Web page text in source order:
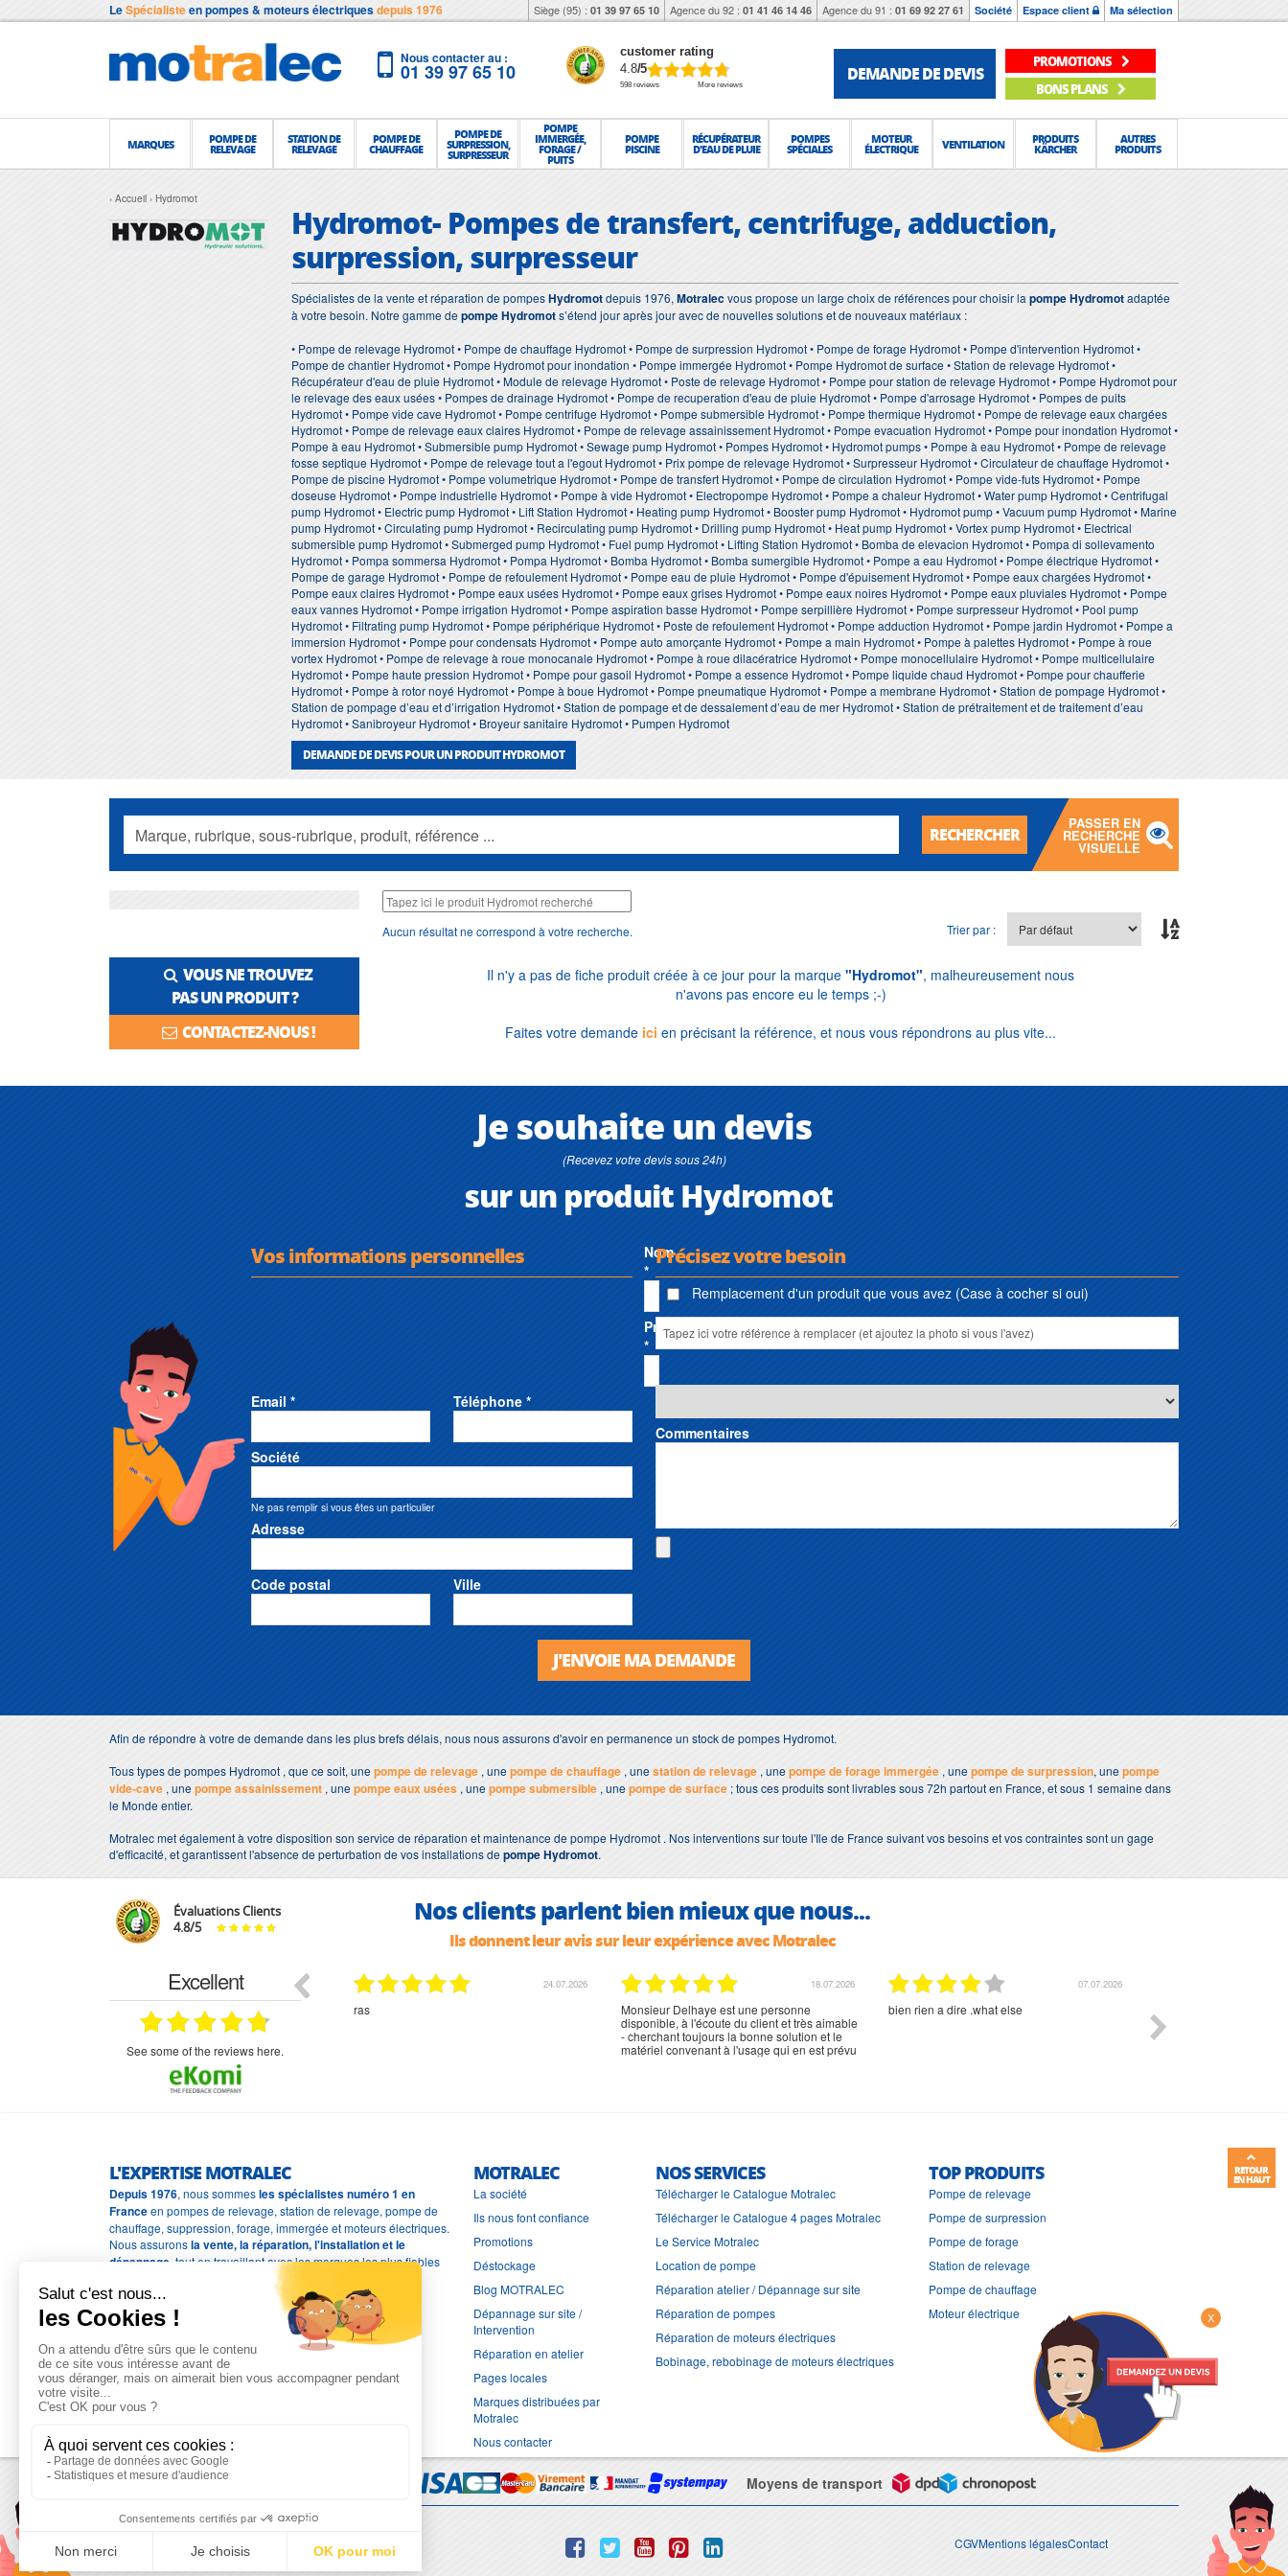
LeSpécialisteen pompes & moteurs électriquesdepuis 1976 Siège (95) : 01 39 97 65 10 Agence du 92 : 01 41 46 14 46 Agence du 91 : 01 69 92 27 61 Société Espace client Ma sélection
Nous contacter au :
01 39 97 65 10
customer rating
4.8/5
598 reviews More reviews
DEMANDE DE DEVIS
PROMOTIONS
BONS PLANS
MARQUES POMPE DE
RELEVAGE
STATION DE
RELEVAGE
POMPE DE
CHAUFFAGE
POMPE DE
SURPRESSION,
SURPRESSEUR
POMPE
IMMERGÉE,
FORAGE /
PUITS
POMPE
PISCINE
RÉCUPÉRATEUR
D'EAU DE PLUIE
POMPES
SPÉCIALES
MOTEUR
ÉLECTRIQUE VENTILATION PRODUITS
KÄRCHER
AUTRES
PRODUITS
Accueil Hydromot
Hydromot- Pompes de transfert, centrifuge, adduction,
surpression, surpresseur
Spécialistes de la vente et réparation de pompesHydromotdepuis 1976, Motralecvous propose un large choix de références pour choisir la pompe Hydromotadaptée
à votre besoin. Notre gamme depompe Hydromots’étend jour après jour avec de nouvelles solutions et de nouveaux matériaux :
• Pompe de relevage Hydromot • Pompe de chauffage Hydromot • Pompe de surpression Hydromot • Pompe de forage Hydromot • Pompe d'intervention Hydromot •
Pompe de chantier Hydromot • Pompe Hydromot pour inondation • Pompe immergée Hydromot • Pompe Hydromot de surface • Station de relevage Hydromot •
Récupérateur d'eau de pluie Hydromot • Module de relevage Hydromot • Poste de relevage Hydromot • Pompe pour station de relevage Hydromot • Pompe Hydromot pour
le relevage des eaux usées • Pompes de drainage Hydromot • Pompe de recuperation d'eau de pluie Hydromot • Pompe d'arrosage Hydromot • Pompes de puits
Hydromot • Pompe vide cave Hydromot • Pompe centrifuge Hydromot • Pompe submersible Hydromot • Pompe thermique Hydromot • Pompe de relevage eaux chargées
Hydromot • Pompe de relevage eaux claires Hydromot • Pompe de relevage assainissement Hydromot • Pompe evacuation Hydromot • Pompe pour inondation Hydromot •
Pompe à eau Hydromot • Submersible pump Hydromot • Sewage pump Hydromot • Pompes Hydromot • Hydromot pumps • Pompe à eau Hydromot • Pompe de relevage
fosse septique Hydromot • Pompe de relevage tout a l'egout Hydromot • Prix pompe de relevage Hydromot • Surpresseur Hydromot • Circulateur de chauffage Hydromot •
Pompe de piscine Hydromot • Pompe volumetrique Hydromot • Pompe de transfert Hydromot • Pompe de circulation Hydromot • Pompe vide-futs Hydromot • Pompe
doseuse Hydromot • Pompe industrielle Hydromot • Pompe à vide Hydromot • Electropompe Hydromot • Pompe a chaleur Hydromot • Water pump Hydromot • Centrifugal
pump Hydromot • Electric pump Hydromot • Lift Station Hydromot • Heating pump Hydromot • Booster pump Hydromot • Hydromot pump • Vacuum pump Hydromot • Marine
pump Hydromot • Circulating pump Hydromot • Recirculating pump Hydromot • Drilling pump Hydromot • Heat pump Hydromot • Vortex pump Hydromot • Electrical
submersible pump Hydromot • Submerged pump Hydromot • Fuel pump Hydromot • Lifting Station Hydromot • Bomba de elevacion Hydromot • Pompa di sollevamento
Hydromot • Pompa sommersa Hydromot • Pompa Hydromot • Bomba Hydromot • Bomba sumergible Hydromot • Pompe a eau Hydromot • Pompe électrique Hydromot •
Pompe de garage Hydromot • Pompe de refoulement Hydromot • Pompe eau de pluie Hydromot • Pompe d'épuisement Hydromot • Pompe eaux chargées Hydromot •
Pompe eaux claires Hydromot • Pompe eaux usées Hydromot • Pompe eaux grises Hydromot • Pompe eaux noires Hydromot • Pompe eaux pluviales Hydromot • Pompe
eaux vannes Hydromot • Pompe irrigation Hydromot • Pompe aspiration basse Hydromot • Pompe serpillière Hydromot • Pompe surpresseur Hydromot • Pool pump
Hydromot • Filtrating pump Hydromot • Pompe périphérique Hydromot • Poste de refoulement Hydromot • Pompe adduction Hydromot • Pompe jardin Hydromot • Pompe a
immersion Hydromot • Pompe pour condensats Hydromot • Pompe auto amorçante Hydromot • Pompe a main Hydromot • Pompe à palettes Hydromot • Pompe à roue
vortex Hydromot • Pompe de relevage à roue monocanale Hydromot • Pompe à roue dilacératrice Hydromot • Pompe monocellulaire Hydromot • Pompe multicellulaire
Hydromot • Pompe haute pression Hydromot • Pompe pour gasoil Hydromot • Pompe a essence Hydromot • Pompe liquide chaud Hydromot • Pompe pour chaufferie
Hydromot • Pompe à rotor noyé Hydromot • Pompe à boue Hydromot • Pompe pneumatique Hydromot • Pompe a membrane Hydromot • Station de pompage Hydromot •
Station de pompage d’eau et d’irrigation Hydromot • Station de pompage et de dessalement d’eau de mer Hydromot • Station de prétraitement et de traitement d’eau
Hydromot • Sanibroyeur Hydromot • Broyeur sanitaire Hydromot • Pumpen Hydromot
DEMANDE DE DEVIS POUR UN PRODUIT HYDROMOT
RECHERCHER
PASSER EN
RECHERCHE
VISUELLE
VOUS NE TROUVEZ
PAS UN PRODUIT ?
CONTACTEZ-NOUS !
Aucun résultat ne correspond à votre recherche. Trier par :
Il n'y a pas de fiche produit créée à ce jour pour la marque "Hydromot", malheureusement nous
n'avons pas encore eu le temps ;-)
Faites votre demande ici en précisant la référence, et nous vous répondrons au plus vite...
Je souhaite un devis
(Recevez votre devis sous 24h)
sur un produit Hydromot
Vos informations personnelles
Nom
*
Prénom
*
Email * Téléphone *
Société
Ne pas remplir si vous êtes un particulier
Adresse
Code postal Ville
Précisez votre besoin
Remplacement d'un produit que vous avez (Case à cocher si oui)
Commentaires
J'ENVOIE MA DEMANDE
Afin de répondre à votre de demande dans les plus brefs délais, nous nous assurons d'avoir en permanence un stock de pompes Hydromot.
Tous types de pompes Hydromot , que ce soit, unepompe de relevage , unepompe de chauffage , unestation de relevage , unepompe de forage immergée , unepompe de surpression, unepompe
vide-cave , unepompe assainissement , unepompe eaux usées , unepompe submersible , unepompe de surface ; tous ces produits sont livrables sous 72h partout en France, et sous 1 semaine dans
le Monde entier.
Motralec met également à votre disposition son service de réparation et maintenance de pompe Hydromot . Nos interventions sur toute l'Ile de France suivant vos besoins et vos contraintes sont un gage
d'efficacité, et garantissent l'absence de perturbation de vos installations depompe Hydromot.
Évaluations Clients
4.8/5 Nos clients parlent bien mieux que nous...
Ils donnent leur avis sur leur expérience avec Motralec
Excellent
see some of the reviews here.
29.03.2026
bonjour commande pompe puit malgré un
appel en dehors des heures d ouverture votre
commercial a géré ma demande le devis reçu
immédiatement un fois le paiement effectue la
commande a été valider l envoi a été un peu
long mais dans l ensemble très satisfait
24.07.2026
ras
18.07.2026
Monsieur Delhaye est une personne
disponible, à l'écoute du client et très aimable
- cherchant toujours la bonne solution et le
matériel convenant à l'usage qui en est prévu
07.07.2026
bien rien a dire .what else
L'EXPERTISE MOTRALEC
Depuis 1976, nous sommesles spécialistes numéro 1 en
Franceen pompes de relevage, station de relevage, pompe de
chauffage, suppression, forage, immergée et moteurs électriques.
Nous assuronsla vente, la réparation, l'installation et le
dépannage , tout en travaillant avec les marques les plus fiables
MOTRALEC
La société
Ils nous font confiance
Promotions
Déstockage
Blog MOTRALEC
Dépannage sur site /
Intervention
Réparation en atelier
Pages locales
Marques distribuées par
Motralec
Nous contacter
NOS SERVICES
Télécharger le Catalogue Motralec
Télécharger le Catalogue 4 pages Motralec
Le Service Motralec
Location de pompe
Réparation atelier / Dépannage sur site
Réparation de pompes
Réparation de moteurs électriques
Bobinage, rebobinage de moteurs électriques
TOP PRODUITS
Pompe de relevage
Pompe de surpression
Pompe de forage
Station de relevage
Pompe de chauffage
Moteur électrique
Moyens de transport
CGVMentions légalesContact
X
RETOUR
EN HAUT